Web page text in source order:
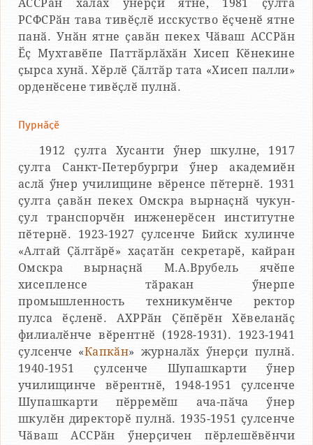
АССРӑн халӑх ӳнерҫи ятне, 1981 ҫулта
РСФСРӑн тава тивӗҫлӗ исскуство ӗҫченӗ ятне
панӑ. Унӑн ятне ҫавӑн пекех Чӑваш АССРӑн
Ӗҫ Мухтавӗпе Паттӑрлӑхӑн Хисеп Кӗнекине
ҫырса хунӑ. Хӗрлӗ Ҫӑлтӑр тата «Хисеп палли»
орденӗсене тивӗҫлӗ пулнӑ.
Пурнӑҫӗ
1912 ҫулта Хусанти ӳнер шкулне, 1917
ҫулта Санкт-Петербургри ӳнер академиӗн
аслӑ ӳнер училищине вӗренсе пӗтернӗ. 1931
ҫулта ҫавӑн пекех Омскра вырнаҫнӑ чукун-
ҫул транспорчӗн инженерӗсен институтне
пӗтернӗ. 1923-1927 ҫулсенче Бийск хулинче
«Алтай Ҫӑлтӑрӗ» хаҫатӑн секретарӗ, кайран
Омскра вырнаҫнӑ М.А.Врубель ячӗпе
хисепленсе тӑракан ӳнерпе
промышленность техникумӗнче ректор
пулса ӗҫленӗ. АХРРӑн Ҫӗпӗрӗн Хӗвеланӑҫ
филиалӗнче вӗрентнӗ (1928-1931). 1923-1941
ҫулсенче «Капкӑн» журналӑх ӳнерҫи пулнӑ.
1940-1951 ҫулсенче Шупашкарти ӳнер
училищинче вӗрентнӗ, 1948-1951 ҫулсенче
Шупашкарти пӗрремӗш ача-пӑча ӳнер
шкулӗн директорӗ пулнӑ. 1935-1951 ҫулсенче
Чӑваш АССРӑн ӳнерҫичен пӗрлешӗвӗнчи